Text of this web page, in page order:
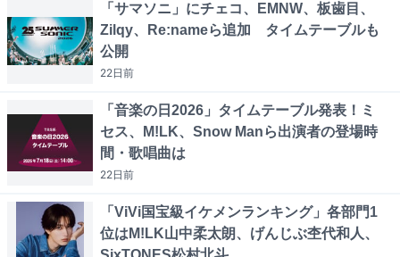
「サマソニ」にチェコ、EMNW、板歯目、
Zilqy、Re:nameら追加 タイムテーブルも
公開
22日前
「音楽の日2026」タイムテーブル発表！ミ
セス、M!LK、Snow Manら出演者の登場時
間・歌唱曲は
22日前
「ViVi国宝級イケメンランキング」各部門1
位はM!LK山中柔太朗、げんじぶ杢代和人、